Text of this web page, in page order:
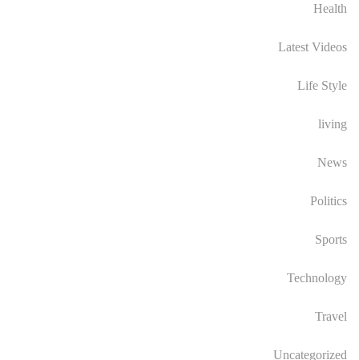
Health
Latest Videos
Life Style
living
News
Politics
Sports
Technology
Travel
Uncategorized